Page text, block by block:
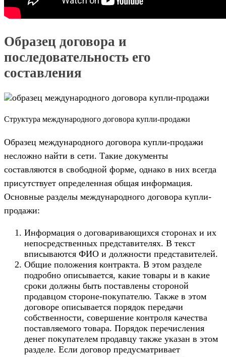
Образец договора и
последовательность его
составления
Структура международного договора купли-продажи
Образец международного договора купли-продажи
несложно найти в сети. Такие документы
составляются в свободной форме, однако в них всегда
присутствует определенная общая информация.
Основные разделы международного договора купли-
продажи:
Информация о договаривающихся сторонах и их
непосредственных представителях. В текст
вписываются ФИО и должности представителей.
Общие положения контракта. В этом разделе
подробно описывается, какие товары и в какие
сроки должны быть поставлены стороной
продавцом стороне-покупателю. Также в этом
договоре описывается порядок передачи
собственности, совершение контроля качества
поставляемого товара. Порядок перечисления
денег покупателем продавцу также указан в этом
разделе. Если договор предусматривает